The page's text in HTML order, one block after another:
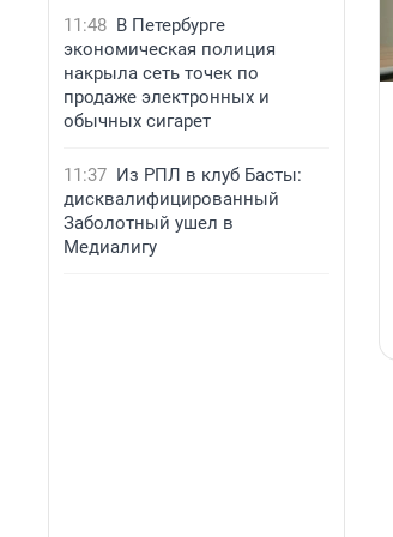
11:48 В Петербурге
экономическая полиция
накрыла сеть точек по
продаже электронных и
обычных сигарет
11:37 Из РПЛ в клуб Басты:
дисквалифицированный
Заболотный ушел в
Медиалигу